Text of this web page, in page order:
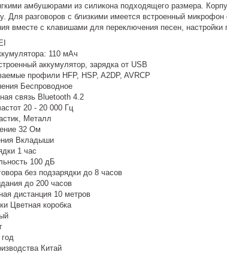
амбушюрами из силикона подходящего размера.
Для разговоров с близкими имеется встроенный
вместе с клавишами для переключения песен, настройки
110 мАч
аккумулятор, зарядка от USB
профили HFP, HSP, A2DP, AVRCP
Беспроводное
связь Bluetooth 4.2
20 - 20 000 Гц
Металл
32 Ом
Вкладыши
1 час
100 дБ
без подзарядки до 8 часов
до 200 часов
дистанция 10 метров
Цветная коробка
Китай